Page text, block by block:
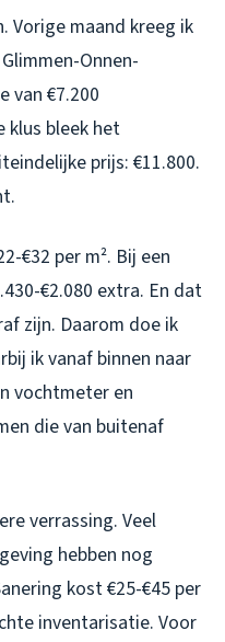
Vorige maand kreeg ik
Onnen-
van €7.200
klus bleek het
prijs: €11.800.
€32 per m². Bij een
€2.080 extra. En dat
zijn. Daarom doe ik
ik vanaf binnen naar
vochtmeter en
die van buitenaf
verrassing. Veel
hebben nog
kost €25-€45 per
inventarisatie. Voor